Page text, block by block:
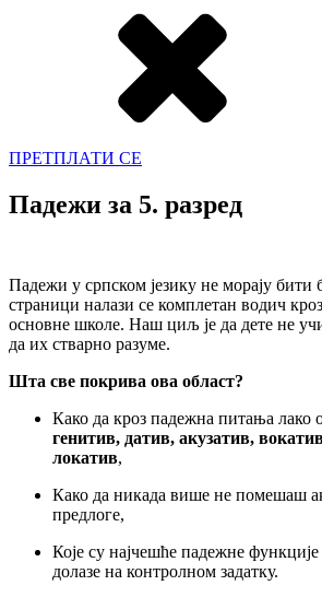
ПРЕТПЛАТИ СЕ
Падежи за 5. разред
Падежи у српском језику не морају бити
страници налази се комплетан водич кроз
основне школе. Наш циљ је да дете не
да их стварно разуме.
Шта све покрива ова област?
Како да кроз падежна питања лако
генитив, датив, акузатив,
локатив,
Како да никада више не помешаш
предлоге,
Које су најчешће падежне функције
долазе на контролном задатку.